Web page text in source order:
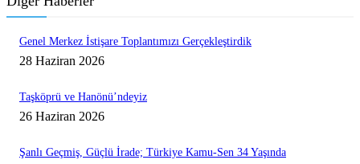
Genel Merkez İstişare Toplantımızı Gerçekleştirdik
28 Haziran 2026
Taşköprü ve Hanönü’ndeyiz
26 Haziran 2026
Şanlı Geçmiş, Güçlü İrade; Türkiye Kamu-Sen 34 Yaşında